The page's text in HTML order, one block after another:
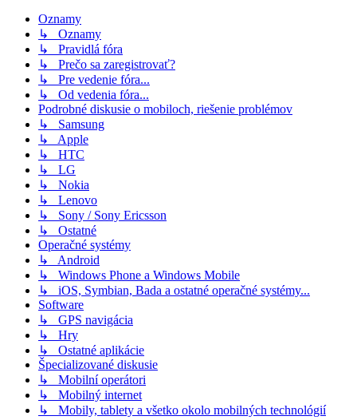
Oznamy
↳ Oznamy
↳ Pravidlá fóra
↳ Prečo sa zaregistrovať?
↳ Pre vedenie fóra...
↳ Od vedenia fóra...
Podrobné diskusie o mobiloch, riešenie problémov
↳ Samsung
↳ Apple
↳ HTC
↳ LG
↳ Nokia
↳ Lenovo
↳ Sony / Sony Ericsson
↳ Ostatné
Operačné systémy
↳ Android
↳ Windows Phone a Windows Mobile
↳ iOS, Symbian, Bada a ostatné operačné systémy...
Software
↳ GPS navigácia
↳ Hry
↳ Ostatné aplikácie
Špecializované diskusie
↳ Mobilní operátori
↳ Mobilný internet
↳ Mobily, tablety a všetko okolo mobilných technológií